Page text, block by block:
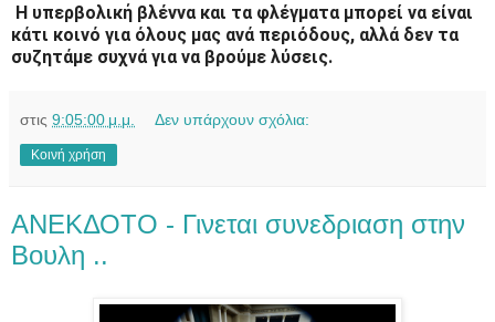
Η υπερβολική βλέννα και τα φλέγματα μπορεί να είναι
κάτι κοινό για όλους μας ανά περιόδους, αλλά δεν τα
συζητάμε συχνά για να βρούμε λύσεις.
στις 9:05:00 μ.μ. Δεν υπάρχουν σχόλια:
Κοινή χρήση
ΑΝΕΚΔΟΤΟ - Γινεται συνεδριαση στην
Bουλη ..